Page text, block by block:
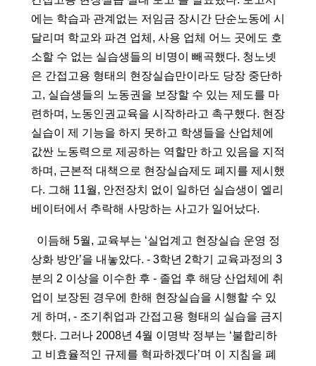
에는 학습과 관계없는 저임금 장시간 단순노동에 시
달리며 학교와 파견 업체, 사용 업체 어느 곳에도 호
소할 수 없는 실습생들의 비명이 빼곡했다. 청노넷
은 간접고용 형태의 현장실습만이라도 당장 중단하
고, 실습생들의 노동권을 보장할 수 있는 제도를 마
련하며, 노동인권교육을 시작하라고 촉구했다. 현장
실습이 제 기능을 하지 못하고 학생들을 산업체에
값싼 노동력으로 제공하는 역할만 하고 있음을 지적
하며, 근본적 대책으로 현장실습제도 폐지를 제시했
다. 그해 11월, 안전장치 없이 일하던 실습생이 엘리
베이터에서 추락해 사망하는 사고가 일어났다.
상화 방안’을 내놓았다. - 3학년 2학기 교육과정의 3
분의 2 이상을 이수한 후 - 졸업 후 해당 산업체에 취
업이 보장된 경우에 한해 현장실습을 시행할 수 있
게 하며, - 조기취업과 간접고용 형태의 실습을 금지
했다. 그러나 2008년 4월 이명박 정부는 ‘불합리하
고 비효율적인 규제를 혁파하겠다’며 이 지침을 폐